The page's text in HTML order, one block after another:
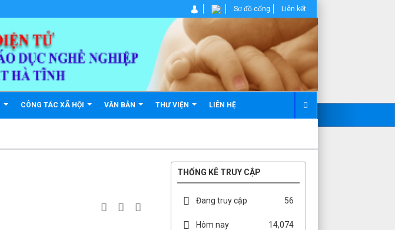
CÔNG TÁC XÃ HỘI VĂN BẢN THƯ VIỆN LIÊN HỆ
Sơ đồ cổng Liên kết
THỐNG KÊ TRUY CẬP
Đang truy cập 56
Hôm nay
14,074